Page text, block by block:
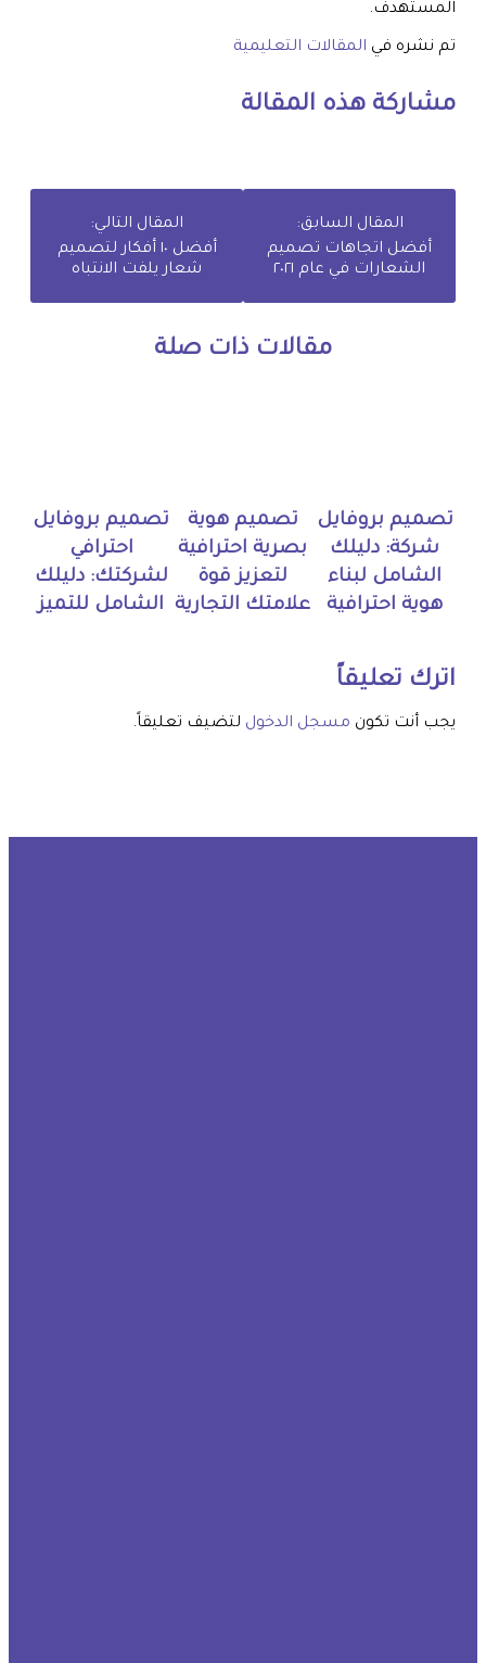
المستهدف.
تم نشره في المقالات التعليمية
مشاركة هذه المقالة
المقال السابق:
أفضل اتجاهات تصميم
الشعارات في عام ٢٠٢١
المقال التالي:
أفضل ١٠ أفكار لتصميم
شعار يلفت الانتباه
مقالات ذات صلة
تصميم بروفايل
شركة: دليلك
الشامل لبناء
هوية احترافية
تصميم هوية
بصرية احترافية
لتعزيز قوة
علامتك التجارية
تصميم بروفايل
احترافي
لشركتك: دليلك
الشامل للتميز
اترك تعليقاً
يجب أنت تكون مسجل الدخول لتضيف تعليقاً.